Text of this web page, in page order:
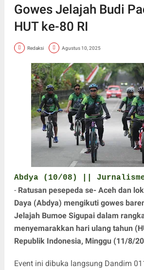
Gowes Jelajah Budi
HUT ke-80 RI
Redaksi Agustus 10, 2025
Abdya (10/08) ||
- Ratusan pesepeda se- Aceh dan
Daya (Abdya) mengikuti gowes
Jelajah Bumoe Sigupai dalam
menyemarakkan hari ulang tahun
Republik Indonesia, Minggu (11/8/
Event ini dibuka langsung Dandim